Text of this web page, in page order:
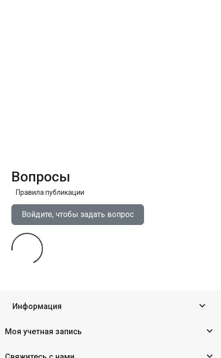
Вопросы
Правила публикации
Войдите, чтобы задать вопрос
Информация 
Моя учетная запись 